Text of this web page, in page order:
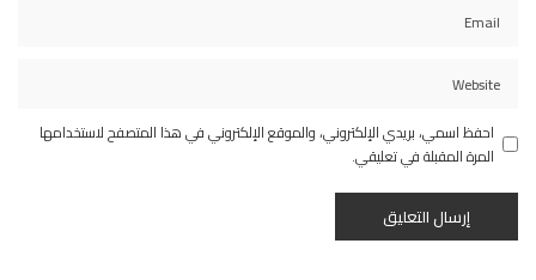
احفظ اسمي، بريدي الإلكتروني، والموقع الإلكتروني في هذا المتصفح لاستخدامها
المرة المقبلة في تعليقي.